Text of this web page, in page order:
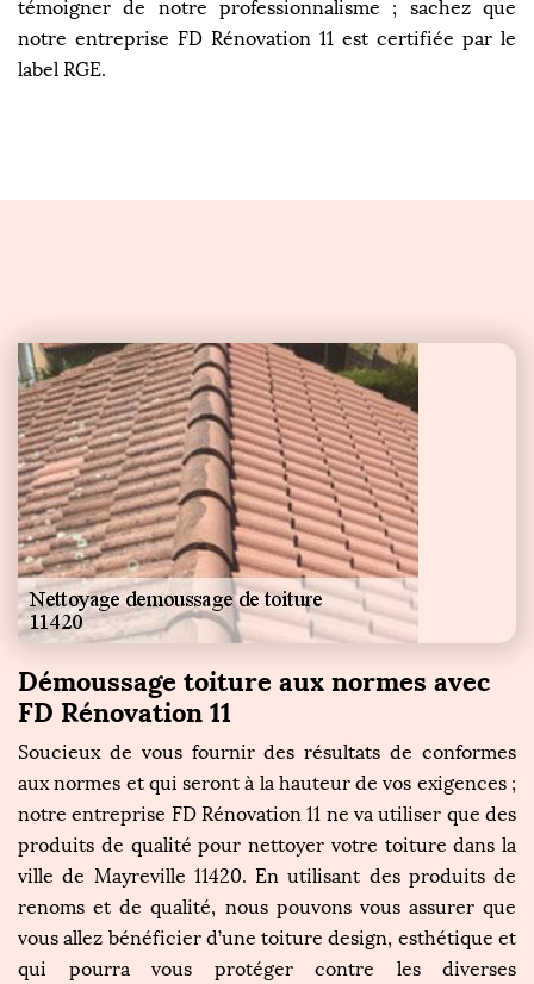
témoigner de notre professionnalisme ; sachez que
notre entreprise FD Rénovation 11 est certifiée par le
label RGE.
Démoussage toiture aux normes avec
FD Rénovation 11
Soucieux de vous fournir des résultats de conformes
aux normes et qui seront à la hauteur de vos exigences ;
notre entreprise FD Rénovation 11 ne va utiliser que des
produits de qualité pour nettoyer votre toiture dans la
ville de Mayreville 11420. En utilisant des produits de
renoms et de qualité, nous pouvons vous assurer que
vous allez bénéficier d’une toiture design, esthétique et
qui pourra vous protéger contre les diverses